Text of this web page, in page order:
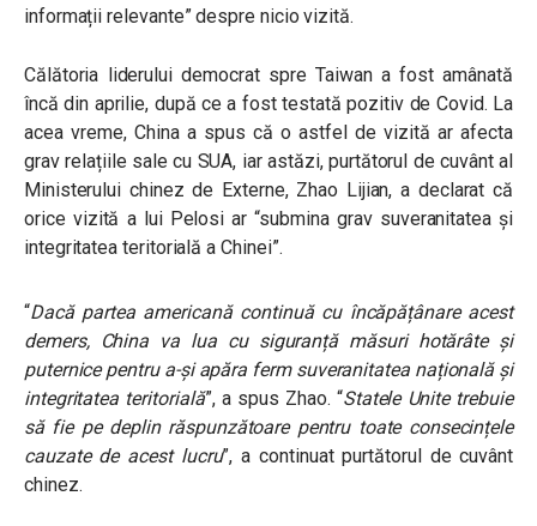
informații relevante” despre nicio vizită.
Călătoria liderului democrat spre Taiwan a fost amânată
încă din aprilie, după ce a fost testată pozitiv de Covid. La
acea vreme, China a spus că o astfel de vizită ar afecta
grav relațiile sale cu SUA, iar astăzi, purtătorul de cuvânt al
Ministerului chinez de Externe, Zhao Lijian, a declarat că
orice vizită a lui Pelosi ar “submina grav suveranitatea și
integritatea teritorială a Chinei”.
“Dacă partea americană continuă cu încăpățânare acest
demers, China va lua cu siguranță măsuri hotărâte și
puternice pentru a-și apăra ferm suveranitatea națională și
integritatea teritorială”, a spus Zhao. “Statele Unite trebuie
să fie pe deplin răspunzătoare pentru toate consecințele
cauzate de acest lucru”, a continuat purtătorul de cuvânt
chinez.